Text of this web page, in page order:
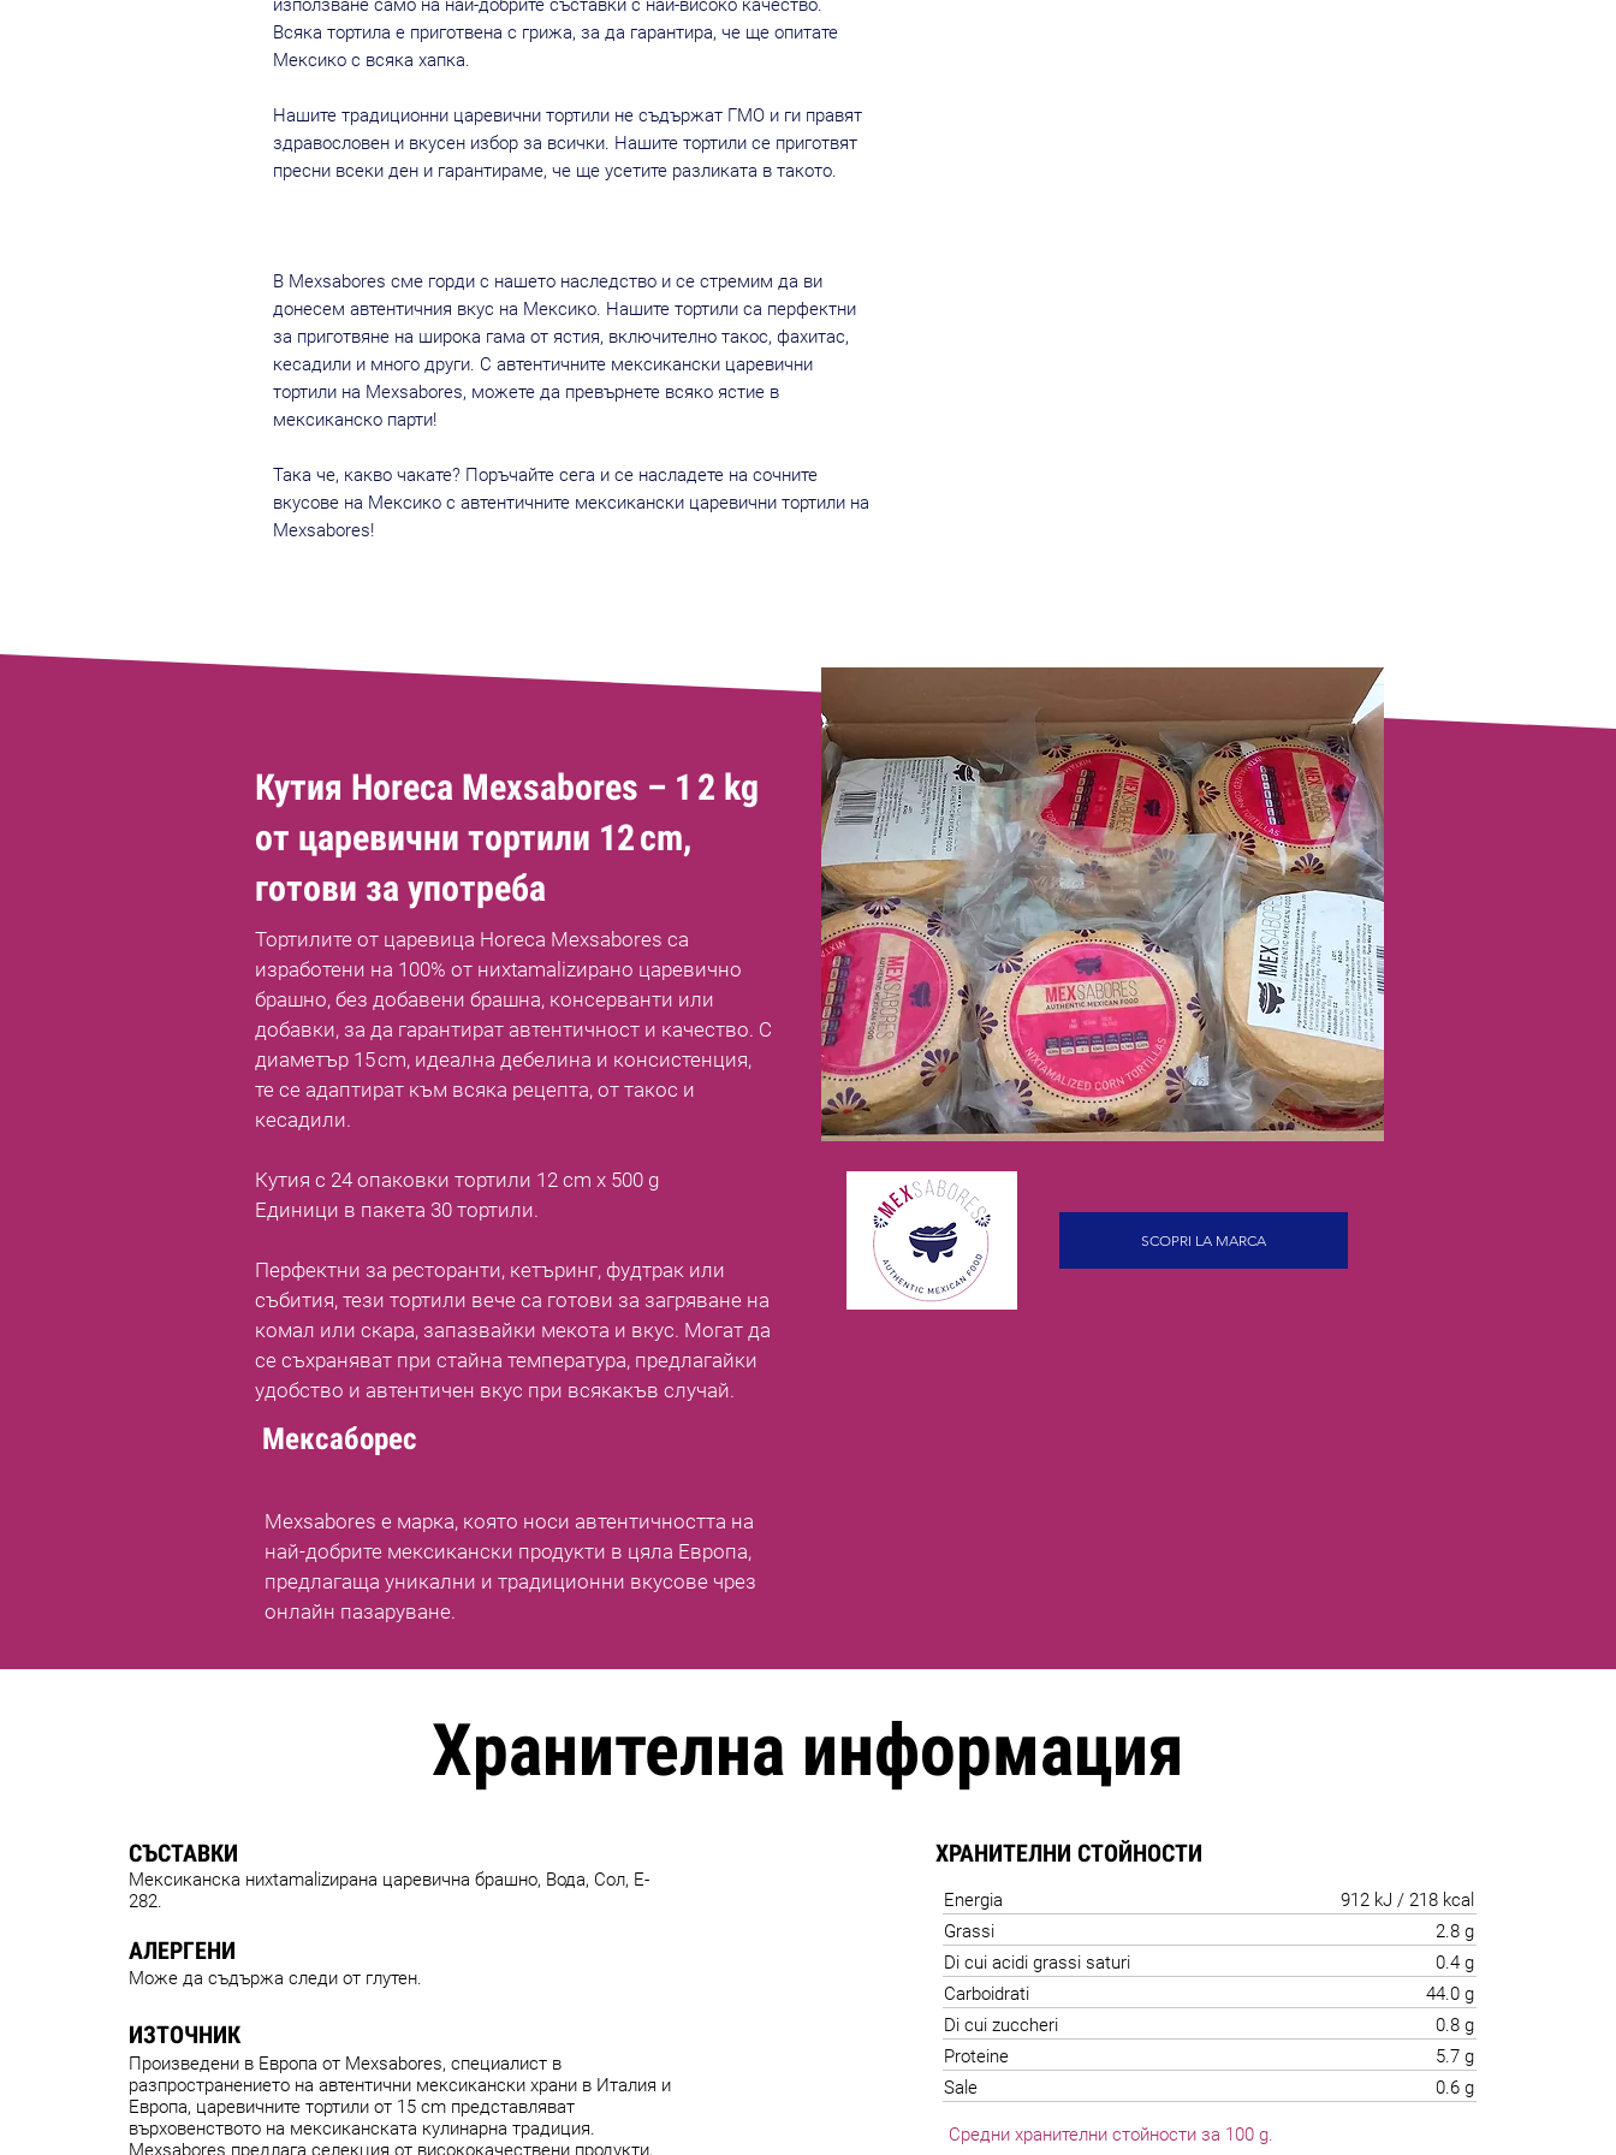
използване само на най-добрите съставки с най-високо качество.
Всяка тортила е приготвена с грижа, за да гарантира, че ще опитате
Мексико с всяка хапка.
Нашите традиционни царевични тортили не съдържат ГМО и ги правят
здравословен и вкусен избор за всички. Нашите тортили се приготвят
пресни всеки ден и гарантираме, че ще усетите разликата в такото.
В Mexsabores сме горди с нашето наследство и се стремим да ви
донесем автентичния вкус на Мексико. Нашите тортили са перфектни
за приготвяне на широка гама от ястия, включително такос, фахитас,
кесадили и много други. С автентичните мексикански царевични
тортили на Mexsabores, можете да превърнете всяко ястие в
мексиканско парти!
Така че, какво чакате? Поръчайте сега и се насладете на сочните
вкусове на Мексико с автентичните мексикански царевични тортили на
Mexsabores!
Кутия Horeca Mexsabores – 1 2 kg
от царевични тортили 12 cm,
готови за употреба
Тортилите от царевица Horeca Mexsabores са
изработени на 100% от ниxtamalizирано царевично
брашно, без добавени брашна, консерванти или
добавки, за да гарантират автентичност и качество. С
диаметър 15 cm, идеална дебелина и консистенция,
те се адаптират към всяка рецепта, от такос и
кесадили.
Кутия с 24 опаковки тортили 12 cm x 500 g
Единици в пакета 30 тортили.
Перфектни за ресторанти, кетъринг, фудтрак или
събития, тези тортили вече са готови за загряване на
комал или скара, запазвайки мекота и вкус. Могат да
се съхраняват при стайна температура, предлагайки
удобство и автентичен вкус при всякакъв случай.
Мексаборес
Mexsabores е марка, която носи автентичността на
най-добрите мексикански продукти в цяла Европа,
предлагаща уникални и традиционни вкусове чрез
онлайн пазаруване.
SCOPRI LA MARCA
Хранителна информация
СЪСТАВКИ
Мексиканска ниxtamalizирана царевична брашно, Вода, Сол, E-
282.
АЛЕРГЕНИ
Може да съдържа следи от глутен.
ИЗТОЧНИК
Произведени в Европа от Mexsabores, специалист в
разпространението на автентични мексикански храни в Италия и
Европа, царевичните тортили от 15 cm представляват
върховенството на мексиканската кулинарна традиция.
Mexsabores предлага селекция от висококачествени продукти,
ХРАНИТЕЛНИ СТОЙНОСТИ
Energia
912 kJ / 218 kcal
Grassi
2.8 g
Di cui acidi grassi saturi
0.4 g
Carboidrati
44.0 g
Di cui zuccheri
0.8 g
Proteine
5.7 g
Sale
0.6 g
Средни хранителни стойности за 100 g.